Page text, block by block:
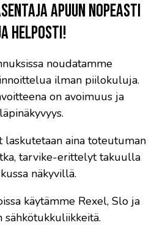
apuun nopeasti
helposti!
noudatamme
ilman piilokuluja.
on avoimuus ja
läpinäkyvyys.
laskutetaan aina toteutuman
tarvike-erittelyt takuulla
näkyvillä.
käytämme Rexel, Sloja
sähkötukkuliikkeitä.